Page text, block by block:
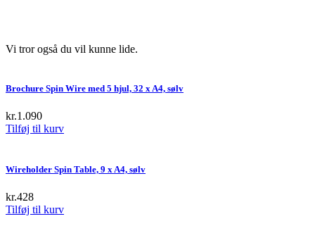
Vi tror også du vil kunne lide.
Brochure Spin Wire med 5 hjul, 32 x A4, sølv
kr.1.090
Tilføj til kurv
Wireholder Spin Table, 9 x A4, sølv
kr.428
Tilføj til kurv